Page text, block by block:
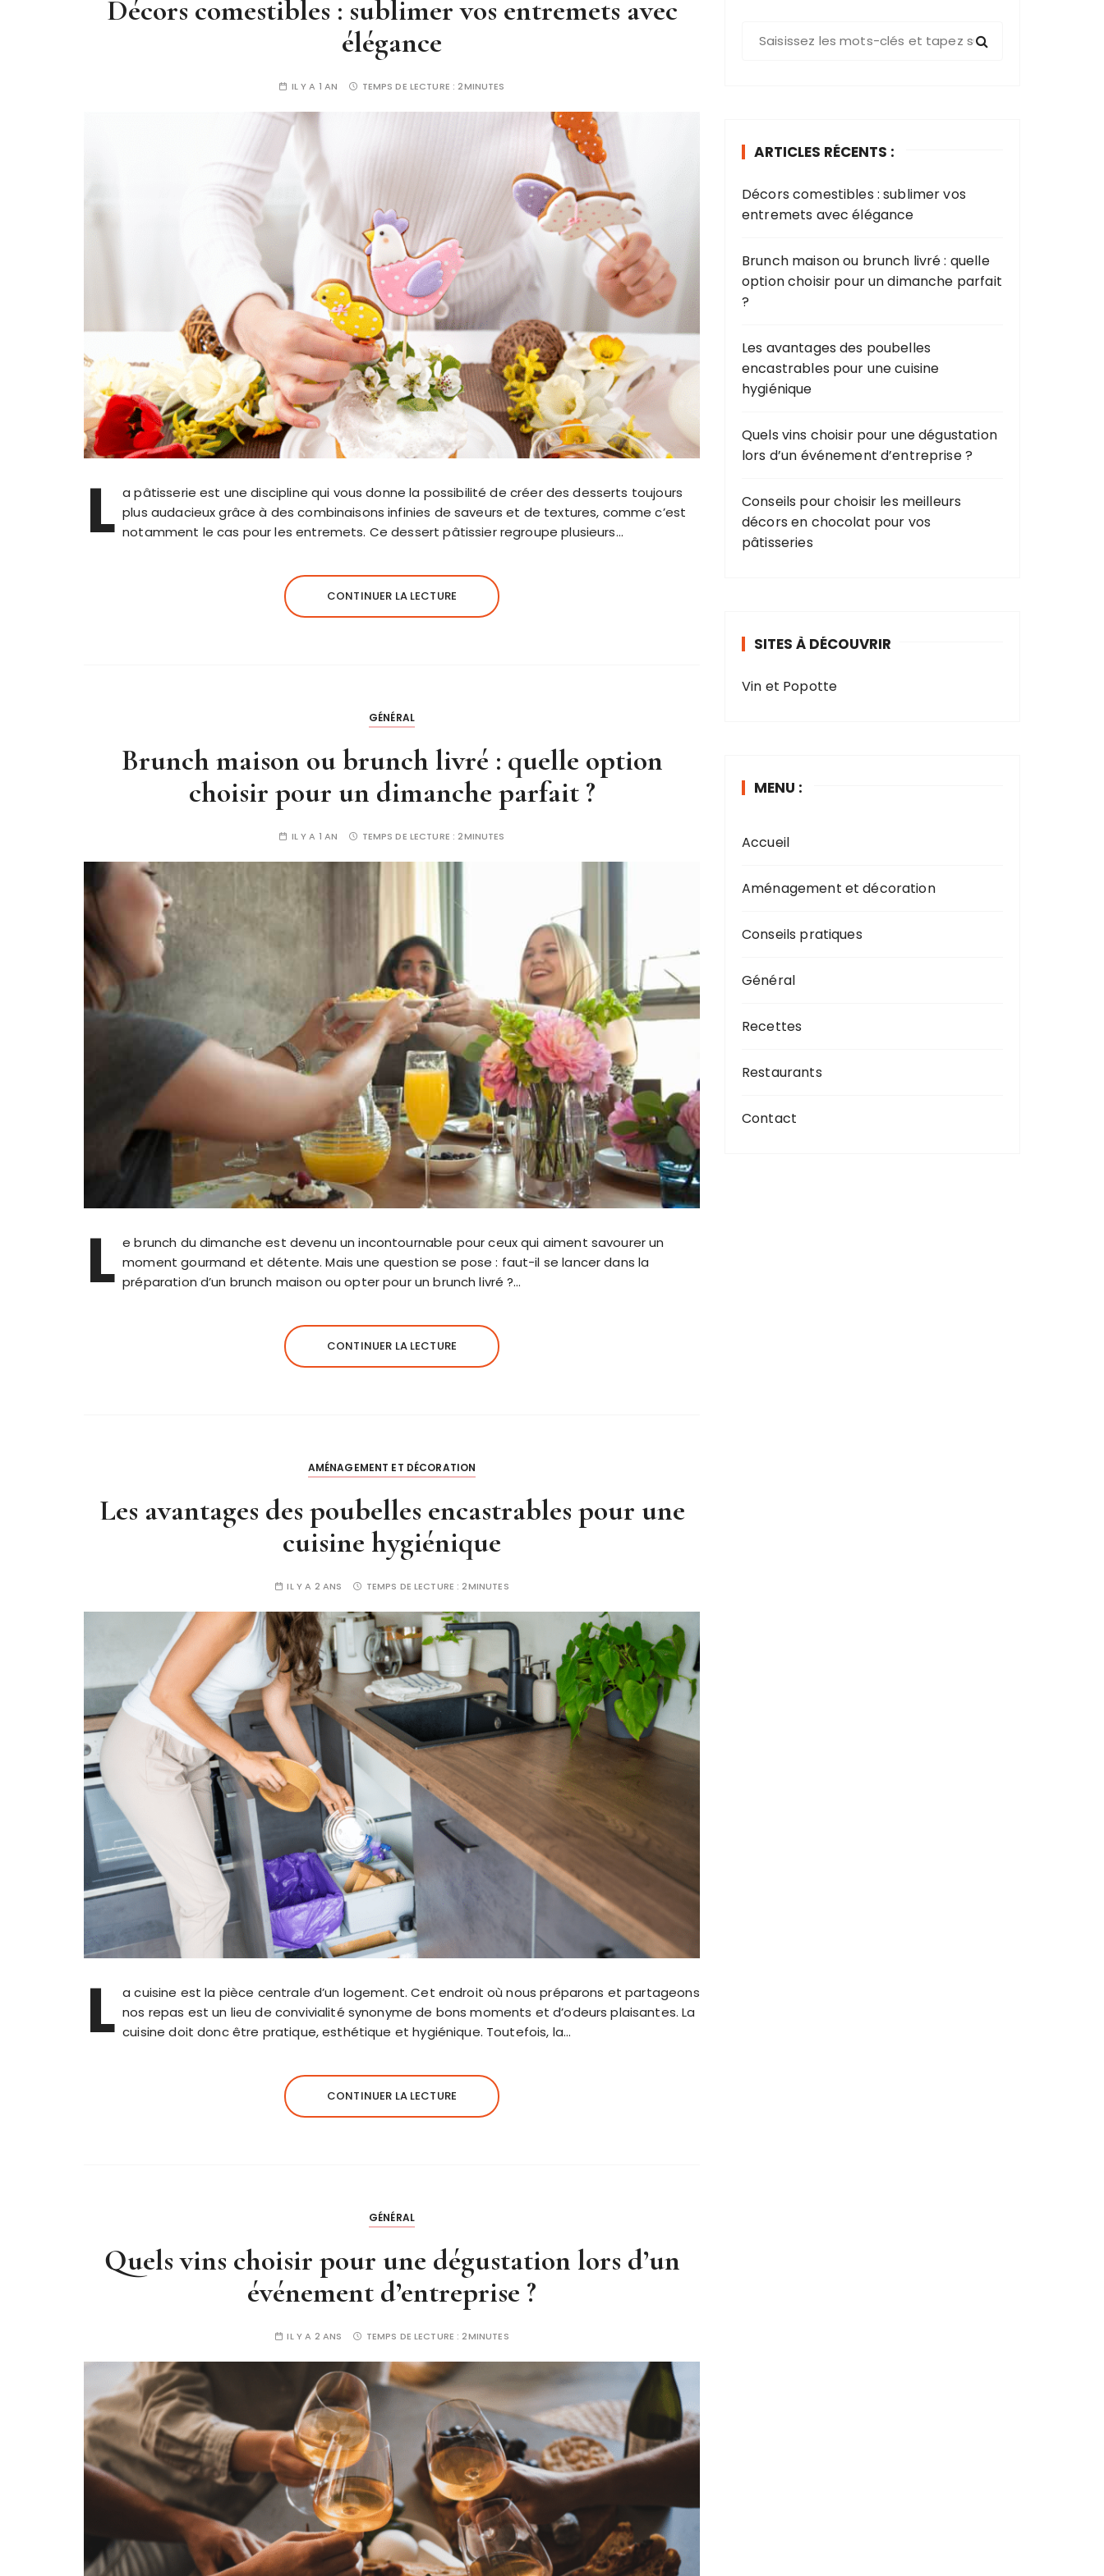
Décors comestibles : sublimer vos entremets avec
élégance​
IL Y A 1 AN TEMPS DE LECTURE :2MINUTES
L a pâtisserie est une discipline qui vous donne la possibilité de créer des desserts toujours
plus audacieux grâce à des combinaisons infinies de saveurs et de textures, comme c’est
notamment le cas pour les entremets. Ce dessert pâtissier regroupe plusieurs…
CONTINUER LA LECTURE
GÉNÉRAL
Brunch maison ou brunch livré : quelle option
choisir pour un dimanche parfait ?
IL Y A 1 AN TEMPS DE LECTURE :2MINUTES
L e brunch du dimanche est devenu un incontournable pour ceux qui aiment savourer un
moment gourmand et détente. Mais une question se pose : faut-il se lancer dans la
préparation d’un brunch maison ou opter pour un brunch livré ?…
CONTINUER LA LECTURE
AMÉNAGEMENT ET DÉCORATION
Les avantages des poubelles encastrables pour une
cuisine hygiénique
IL Y A 2 ANS TEMPS DE LECTURE :2MINUTES
L a cuisine est la pièce centrale d’un logement. Cet endroit où nous préparons et partageons
nos repas est un lieu de convivialité synonyme de bons moments et d’odeurs plaisantes. La
cuisine doit donc être pratique, esthétique et hygiénique. Toutefois, la…
CONTINUER LA LECTURE
GÉNÉRAL
Quels vins choisir pour une dégustation lors d’un
événement d’entreprise ?
IL Y A 2 ANS TEMPS DE LECTURE :2MINUTES
e
p
u
r
ARTICLES RÉCENTS :
Décors comestibles : sublimer vos
entremets avec élégance​
Brunch maison ou brunch livré : quelle
option choisir pour un dimanche parfait
?
Les avantages des poubelles
encastrables pour une cuisine
hygiénique
Quels vins choisir pour une dégustation
lors d’un événement d’entreprise ?
Conseils pour choisir les meilleurs
décors en chocolat pour vos
pâtisseries
SITES À DÉCOUVRIR
Vin et Popotte
MENU :
Accueil
Aménagement et décoration
Conseils pratiques
Général
Recettes
Restaurants
Contact